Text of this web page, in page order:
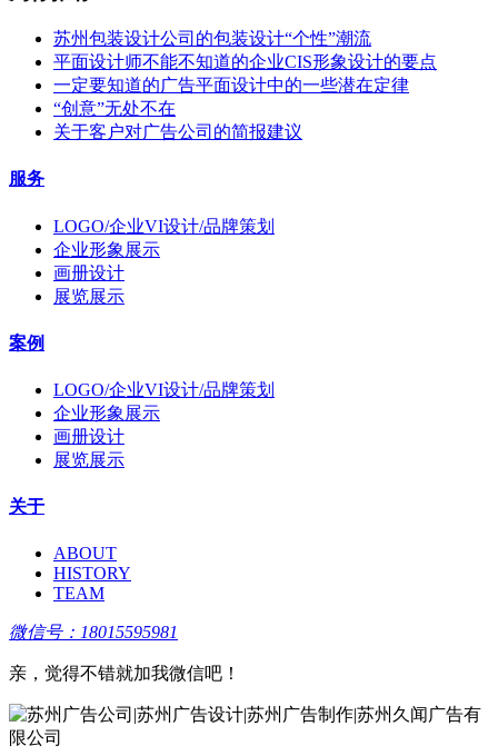
苏州包装设计公司的包装设计“个性”潮流
平面设计师不能不知道的企业CIS形象设计的要点
一定要知道的广告平面设计中的一些潜在定律
“创意”无处不在
关于客户对广告公司的简报建议
服务
LOGO/企业VI设计/品牌策划
企业形象展示
画册设计
展览展示
案例
LOGO/企业VI设计/品牌策划
企业形象展示
画册设计
展览展示
关于
ABOUT
HISTORY
TEAM
微信号：18015595981
亲，觉得不错就加我微信吧！